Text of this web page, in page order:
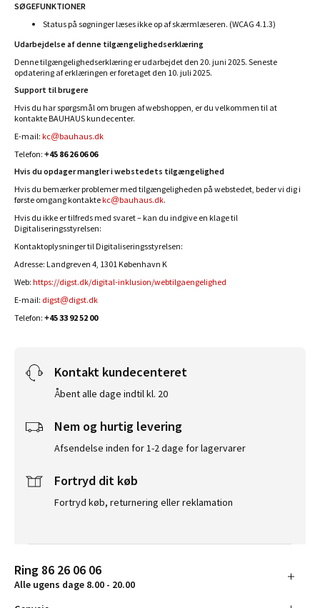
SØGEFUNKTIONER
Status på søgninger læses ikke op af skærmlæseren. (WCAG 4.1.3)
Udarbejdelse af denne tilgængelighedserklæring
Denne tilgængelighedserklæring er udarbejdet den 20. juni 2025. Seneste
opdatering af erklæringen er foretaget den 10. juli 2025.
Support til brugere
Hvis du har spørgsmål om brugen af webshoppen, er du velkommen til at
kontakte BAUHAUS kundecenter.
E-mail: kc@bauhaus.dk
Telefon: +45 86 26 06 06
Hvis du opdager mangler i webstedets tilgængelighed
Hvis du bemærker problemer med tilgængeligheden på webstedet, beder vi dig i
første omgang kontaktekc@bauhaus.dk.
Hvis du ikke er tilfreds med svaret – kan du indgive en klage til
Digitaliseringsstyrelsen:
Kontaktoplysninger til Digitaliseringsstyrelsen:
Adresse: Landgreven 4, 1301 København K
Web: https://digst.dk/digital-inklusion/webtilgaengelighed
E-mail: digst@digst.dk
Telefon: +45 33 92 52 00
Kontakt kundecenteret
Åbent alle dage indtil kl. 20
Nem og hurtig levering
Afsendelse inden for 1-2 dage for lagervarer
Fortryd dit køb
Fortryd køb, returnering eller reklamation
Ring 86 26 06 06
Alle ugens dage 8.00 - 20.00